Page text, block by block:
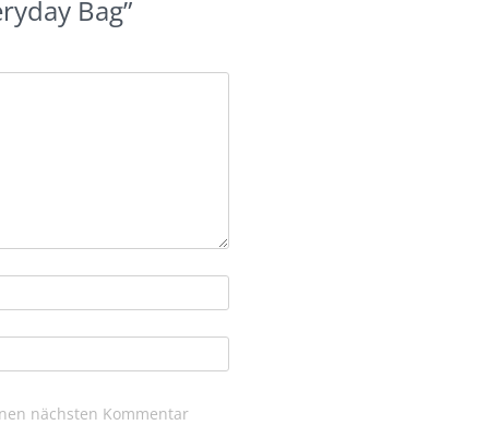
Bag”
nächsten Kommentar